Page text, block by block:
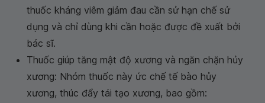
thuốc kháng viêm giảm đau cần sử hạn chế sử
dụng và chỉ dùng khi cần hoặc được đề xuất bởi
bác sĩ.
Thuốc giúp tăng mật độ xương và ngăn chặn hủy
xương: Nhóm thuốc này ức chế tế bào hủy
xương, thúc đẩy tái tạo xương, bao gồm: